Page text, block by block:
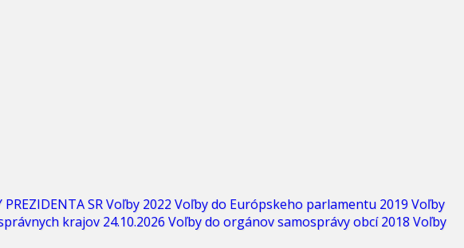
PREZIDENTA SRVoľby 2022Voľby do Európskeho parlamentu 2019Voľby
krajov 24.10.2026Voľby do orgánov samosprávy obcí 2018Voľby